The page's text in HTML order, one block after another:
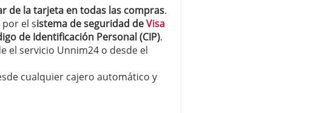
de la tarjeta en todas las compras.
el sistema de seguridad deVisa
de Identificación Personal (CIP).
el servicio Unnim24 o desde el
cualquier cajero automático y